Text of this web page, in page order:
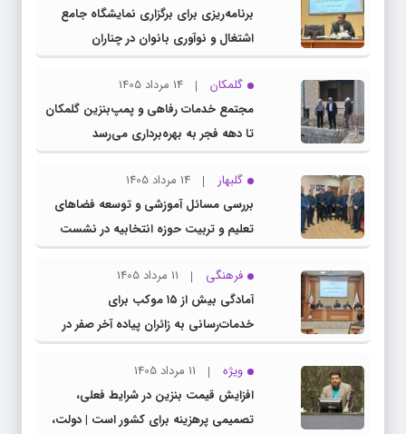
برنامه‌ریزی برای برگزاری نمایشگاه جامع
اشتغال و نوآوری بانوان در چناران
گلمکان
14 مرداد 1405
مجتمع خدمات رفاهی و پمپ‌بنزین گلمکان
تا دهه فجر به بهره‌برداری می‌رسد
گلبهار
14 مرداد 1405
بررسی مسائل آموزشی و توسعه فضاهای
تعلیم و تربیت حوزه انتخابیه در نشست
مشترک عضو کمیسیون آموزش مجلس با
مدیرکل آموزش و پرورش خراسان رضوی
فرهنگی
11 مرداد 1405
آمادگی بیش از ۱۵ موکب برای
خدمات‌رسانی به زائران پیاده آخر صفر در
شهرستان چناران
ویژه
11 مرداد 1405
افزایش قیمت بنزین در شرایط فعلی،
تصمیمی پرهزینه برای کشور است | دولت،